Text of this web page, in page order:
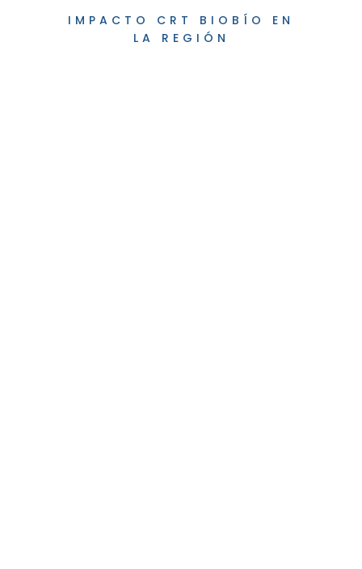
IMPACTO CRT BIOBÍO EN
LA REGIÓN